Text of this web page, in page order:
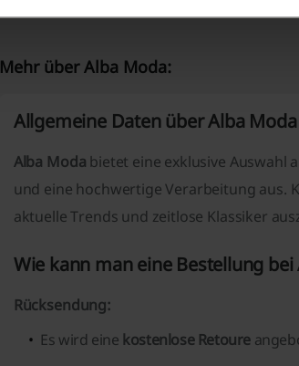
Mehr über Alba Moda:
Allgemeine Daten über Alba Moda
Alba Moda bietet eine exklusive Auswahl
und eine hochwertige Verarbeitung aus.
aktuelle Trends und zeitlose Klassiker
Wie kann man eine Bestellung
Rücksendung:
Es wird eine kostenlose Retoure